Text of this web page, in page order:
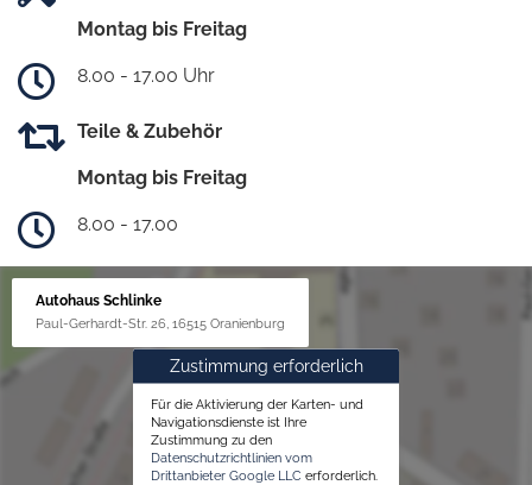
Montag bis Freitag
8.00 - 17.00 Uhr
Teile & Zubehör
Montag bis Freitag
8.00 - 17.00
Autohaus Schlinke
Paul-Gerhardt-Str. 26, 16515 Oranienburg
Zustimmung erforderlich
Für die Aktivierung der Karten- und
Navigationsdienste ist Ihre
Zustimmung zu den
Datenschutzrichtlinien vom
Drittanbieter Google LLC erforderlich.